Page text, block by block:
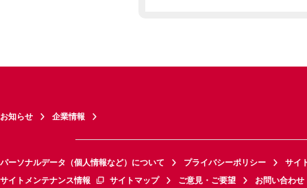
お知らせ 企業情報
パーソナルデータ（個人情報など）について プライバシーポリシー
サイ
サイトメンテナンス情報
サイトマップ ご意見・ご要望 お問い合わせ